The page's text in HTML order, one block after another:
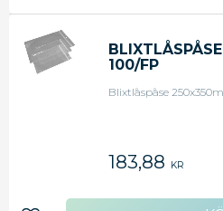
100/FP
Blixtlåspåse
183,88 KR